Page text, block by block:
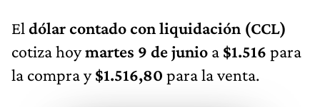
El dólar contado con liquidación (CCL)
cotiza hoymartes 9 de junio a $1.516 para
la compra y$1.516,80 para la venta.